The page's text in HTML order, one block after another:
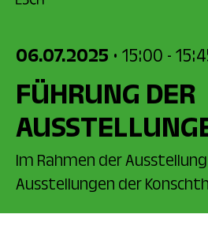
06.07.2025 • 15:00 -
FÜHRUNG DER
Im Rahmen der
Ausstellungen der